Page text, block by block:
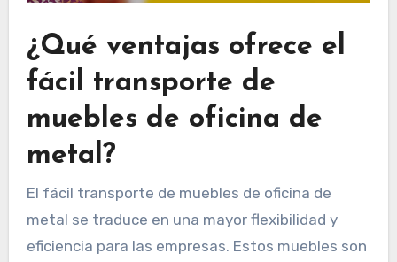
¿Qué ventajas ofrece el
fácil transporte de
muebles de oficina de
metal?
El fácil transporte de muebles de oficina de
metal se traduce en una mayor flexibilidad y
eficiencia para las empresas. Estos muebles son